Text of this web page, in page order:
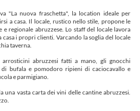
"La nuova fraschetta", la location ideale per
a casa. Il locale, rustico nello stile, propone le
regionale abruzzese. Lo staff del locale lavora
i propri clienti. Varcando la soglia del locale
taverna.
abruzzesi fatti a mano, gli gnocchi
bufala e pomodoro ripieni di caciocavallo e
e parmigiano.
una vasta carta dei vini delle cantine abruzzesi.